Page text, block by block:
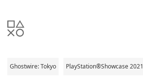
Ghostwire: Tokyo PlayStation®Showcase 2021